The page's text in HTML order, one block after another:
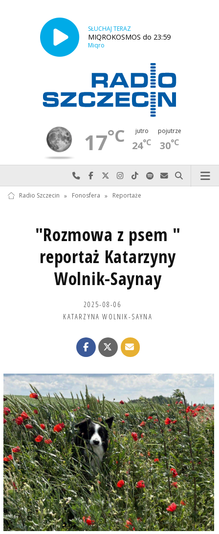
SŁUCHAJ TERAZ
MIQROKOSMOS do 23:59
Miqro
17°C jutro
24°C
pojutrze
30°C
Najlepiej po prostu do nas zadzwoń
Odwiedź nas na Facebook-u
Odwiedź nas na X
Odwiedź nas na Instagram-ie
Odwiedź nas na TikTok-u
Szukaj nas na Spotify
Wyślij do nas
Szukaj
Radio Szczecin » Fonosfera » Reportaże
"Rozmowa z psem "
reportaż Katarzyny
Wolnik-Saynay
2025-08-06
KATARZYNA WOLNIK-SAYNA